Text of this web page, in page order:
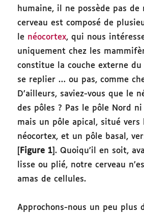
humaine, il ne possède pas de
cerveau est composé de
le néocortex, qui nous
uniquement chez les
constitue la couche externe
se replier … ou pas, comme
D’ailleurs, saviez-vous que le
des pôles ? Pas le pôle Nord
mais un pôle apical, situé vers
néocortex, et un pôle basal,
Figure 1 ]. Quoiqu’il en soit,
lisse ou plié, notre cerveau
amas de cellules.
Approchons-nous un peu plus